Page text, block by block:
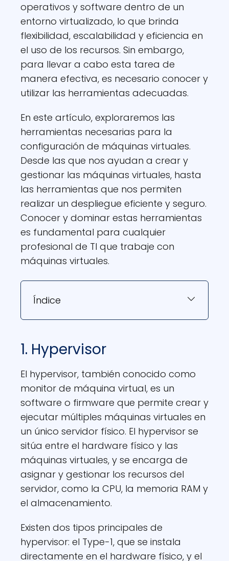
operativos y software dentro de un
entorno virtualizado, lo que brinda
flexibilidad, escalabilidad y eficiencia en
el uso de los recursos. Sin embargo,
para llevar a cabo esta tarea de
manera efectiva, es necesario conocer y
utilizar las herramientas adecuadas.
En este artículo, exploraremos las
herramientas necesarias para la
configuración de máquinas virtuales.
Desde las que nos ayudan a crear y
gestionar las máquinas virtuales, hasta
las herramientas que nos permiten
realizar un despliegue eficiente y seguro.
Conocer y dominar estas herramientas
es fundamental para cualquier
profesional de TI que trabaje con
máquinas virtuales.
Índice
1. Hypervisor
El hypervisor, también conocido como
monitor de máquina virtual, es un
software o firmware que permite crear y
ejecutar múltiples máquinas virtuales en
un único servidor físico. El hypervisor se
sitúa entre el hardware físico y las
máquinas virtuales, y se encarga de
asignar y gestionar los recursos del
servidor, como la CPU, la memoria RAM y
el almacenamiento.
Existen dos tipos principales de
hypervisor: el Type-1, que se instala
directamente en el hardware físico, y el